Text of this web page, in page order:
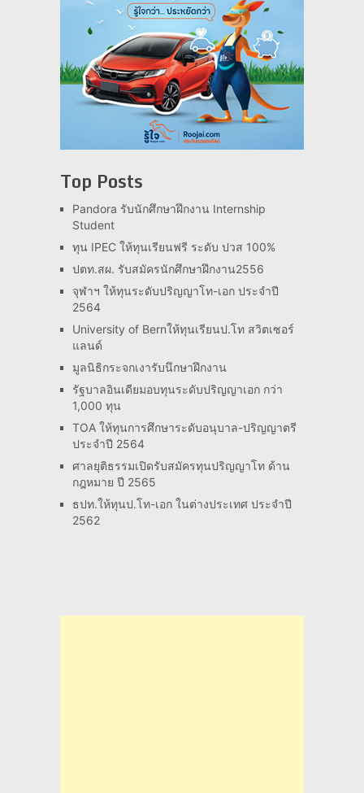
Top Posts
Pandora รับนักศึกษาฝึกงาน Internship
Student
ทุน IPEC ให้ทุนเรียนฟรี ระดับ ปวส 100%
ปตท.สผ. รับสมัครนักศึกษาฝึกงาน2556
จุฬาฯ ให้ทุนระดับปริญญาโท-เอก ประจำปี
2564
University of Bernให้ทุนเรียนป.โท สวิตเซอร์
แลนด์
มูลนิธิกระจกเงารับนึกษาฝึกงาน
รัฐบาลอินเดียมอบทุนระดับปริญญาเอก กว่า
1,000 ทุน
TOA ให้ทุนการศึกษาระดับอนุบาล-ปริญญาตรี
ประจำปี 2564
ศาลยุติธรรมเปิดรับสมัครทุนปริญญาโท ด้าน
กฎหมาย ปี 2565
ธปท.ให้ทุนป.โท-เอก ในต่างประเทศ ประจำปี
2562